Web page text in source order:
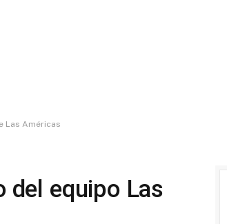
Las Américas
del equipo Las